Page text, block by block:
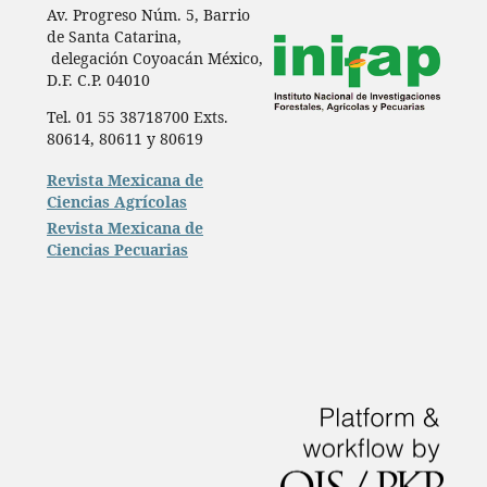
Av. Progreso Núm. 5, Barrio
de Santa Catarina,
delegación Coyoacán México,
D.F. C.P. 04010
Tel. 01 55 38718700 Exts.
80614, 80611 y 80619
Revista Mexicana de
Ciencias Agrícolas
Revista Mexicana de
Ciencias Pecuarias